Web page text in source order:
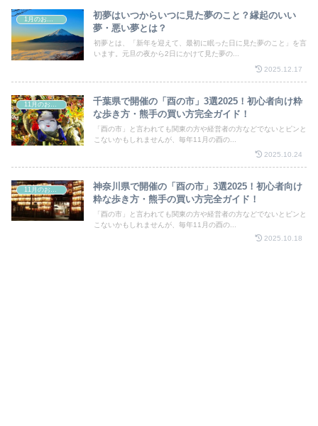
初夢はいつからいつに見た夢のこと？縁起のいい
夢・悪い夢とは？
初夢とは、「新年を迎えて、最初に眠った日に見た夢のこと」を言
います。元旦の夜から2日にかけて見た夢の...
2025.12.17
千葉県で開催の「酉の市」3選2025！初心者向け粋
な歩き方・熊手の買い方完全ガイド！
「酉の市」と言われても関東の方や経営者の方などでないとピンと
こないかもしれませんが、毎年11月の酉の...
2025.10.24
11月のお祭り
神奈川県で開催の「酉の市」3選2025！初心者向け
粋な歩き方・熊手の買い方完全ガイド！
「酉の市」と言われても関東の方や経営者の方などでないとピンと
こないかもしれませんが、毎年11月の酉の...
2025.10.18